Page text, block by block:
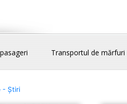
Transportul de mărfuri
- Știri